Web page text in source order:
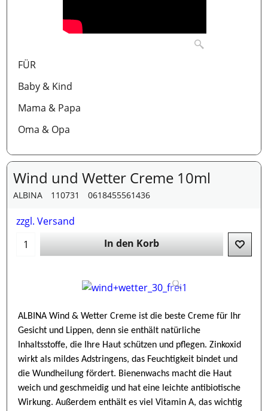
FÜR
Baby & Kind
Mama & Papa
Oma & Opa
Wind und Wetter Creme 10ml
ALBINA 110731 0618455561436
zzgl. Versand
In den Korb
ALBINA Wind & Wetter Creme ist die beste Creme für Ihr
Gesicht und Lippen, denn sie enthält natürliche
Inhaltsstoffe, die Ihre Haut schützen und pflegen. Zinkoxid
wirkt als mildes Adstringens, das Feuchtigkeit bindet und
die Wundheilung fördert. Bienenwachs macht die Haut
weich und geschmeidig und hat eine leichte antibiotische
Wirkung. Außerdem enthält es viel Vitamin A, das wichtig